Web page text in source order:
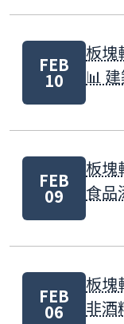
FEB
10
板塊
📊
FEB
09
板塊
食品
FEB
06
板塊
非酒